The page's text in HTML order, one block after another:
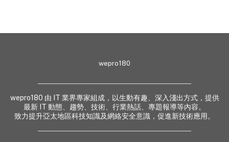
wepro180
wepro180 由 IT 業界專家組成，以生動有趣、深入淺出方式，提供
最新 IT 動態、趨勢、技術、行業熱話、專題報導等內容。
致力提升亞太地區科技知識及網絡安全意識，促進新技術應用。